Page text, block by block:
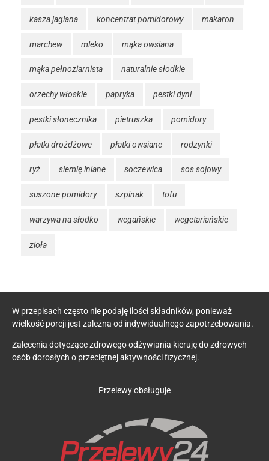
kasza jaglana koncentrat pomidorowy makaron
marchew mleko mąka owsiana
mąka pełnoziarnista naturalnie słodkie
orzechy włoskie papryka pestki dyni
pestki słonecznika pietruszka pomidory
płatki drożdżowe płatki owsiane rodzynki
ryż siemię lniane soczewica sos sojowy
suszone pomidory szpinak tofu
warzywa na słodko wegańskie wegetariańskie
zioła
W przepisach często nie podaję ilości składników, ponieważ
wielkość porcji jest zależna od indywidualnego zapotrzebowania.
Zalecenia dotyczące zdrowego odżywiania kieruję do zdrowych
osób dorosłych o przeciętnej aktywności fizycznej.
Przelewy obsługuje